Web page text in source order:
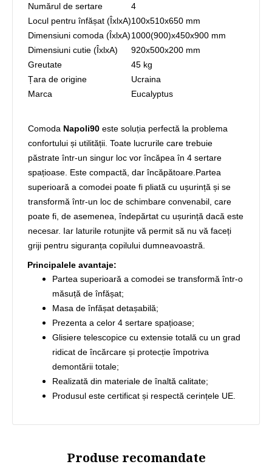
Numărul de sertare
4
Locul pentru înfășat (ÎxlxA)100х510х650 mm
Dimensiuni comoda (ÎxlxA)1000(900)х450х900 mm
Dimensiuni cutie (ÎxlxA)
920х500х200 mm
Greutate
45 kg
Țara de origine
Ucraina
Marca
Eucalyptus
Comoda Napoli90 este soluția perfectă la problema
confortului și utilității. Toate lucrurile care trebuie
păstrate într-un singur loc vor încăpea în 4 sertare
spațioase. Este compactă, dar încăpătoare.Partea
superioară a comodei poate fi pliată cu ușurință și se
transformă într-un loc de schimbare convenabil, care
poate fi, de asemenea, îndepărtat cu ușurință dacă este
necesar. Iar laturile rotunjite vă permit să nu vă faceți
griji pentru siguranța copilului dumneavoastră.
Principalele avantaje:
Partea superioară a comodei se transformă într-o
măsuță de înfășat;
Masa de înfășat detașabilă;
Prezenta a celor 4 sertare spațioase;
Glisiere telescopice cu extensie totală cu un grad
ridicat de încărcare și protecție împotriva
demontării totale;
Realizată din materiale de înaltă calitate;
Produsul este certificat și respectă cerințele UE.
Produse recomandate